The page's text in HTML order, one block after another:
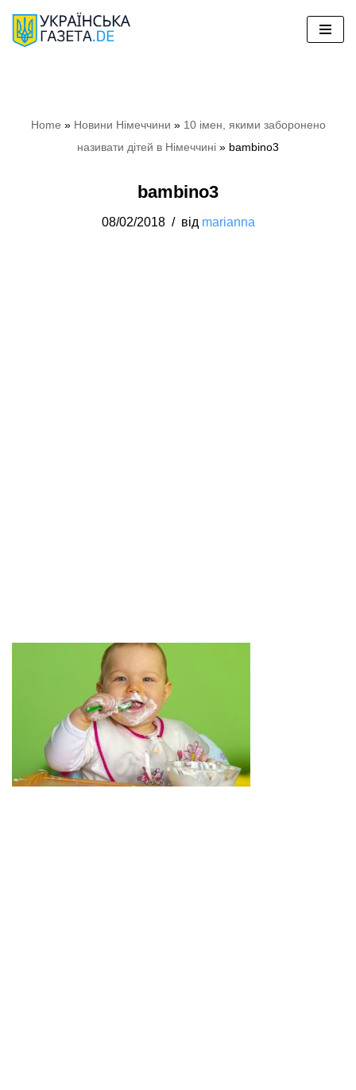
Перейти
Home » Новини Німеччини » 10 імен, якими заборонено
називати дітей в Німеччині » bambino3
bambino3
08/02/2018 від marianna